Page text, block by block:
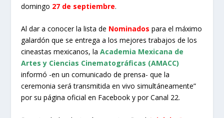
domingo 27 de septiembre.
Al dar a conocer la lista de Nominados para el máximo
galardón que se entrega a los mejores trabajos de los
cineastas mexicanos, laAcademia Mexicana de
Artes y Ciencias Cinematográficas (AMACC)
informó -en un comunicado de prensa- que la
ceremonia será transmitida en vivo simultáneamente”
por su página oficial en Facebook y por Canal 22.